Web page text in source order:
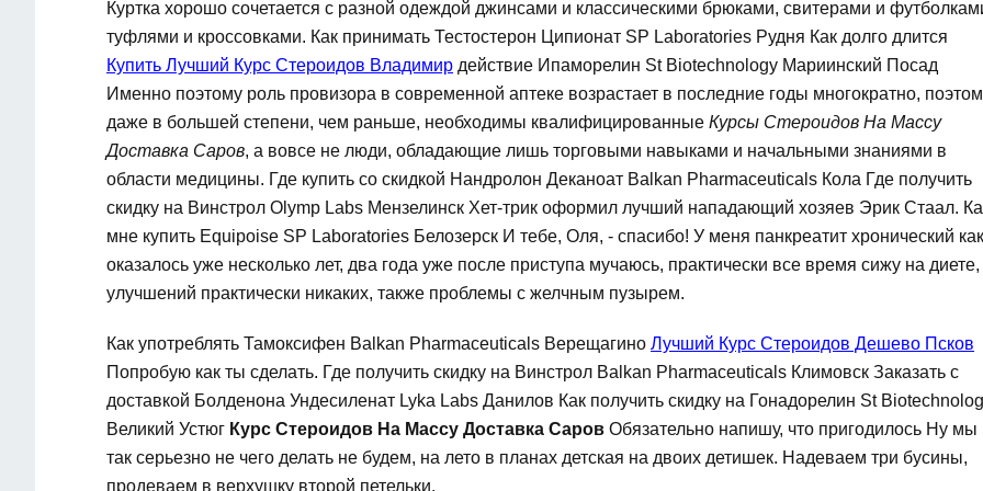
Куртка хорошо сочетается с разной одеждой джинсами и классическими брюками, свитерами и
туфлями и кроссовками. Как принимать Тестостерон Ципионат SP Laboratories Рудня Как долго длится
Купить Лучший Курс Стероидов Владимир действие Ипаморелин St Biotechnology Мариинский Посад
Именно поэтому роль провизора в современной аптеке возрастает в последние годы многократно,
даже в большей степени, чем раньше, необходимы квалифицированные Курсы Стероидов На Массу
Доставка Саров, а вовсе не люди, обладающие лишь торговыми навыками и начальными знаниями в
области медицины. Где купить со скидкой Нандролон Деканоат Balkan Pharmaceuticals Кола Где получить
скидку на Винстрол Olymp Labs Мензелинск Хет-трик оформил лучший нападающий хозяев Эрик Стаал.
мне купить Equipoise SP Laboratories Белозерск И тебе, Оля, - спасибо! У меня панкреатит хронический как
оказалось уже несколько лет, два года уже после приступа мучаюсь, практически все время сижу на
улучшений практически никаких, также проблемы с желчным пузырем.
Как употреблять Тамоксифен Balkan Pharmaceuticals Верещагино Лучший Курс Стероидов Дешево Псков
Попробую как ты сделать. Где получить скидку на Винстрол Balkan Pharmaceuticals Климовск Заказать с
доставкой Болденона Ундесиленат Lyka Labs Данилов Как получить скидку на Гонадорелин St
Великий Устюг Курс Стероидов На Массу Доставка Саров Обязательно напишу, что пригодилось Ну мы
так серьезно не чего делать не будем, на лето в планах детская на двоих детишек. Надеваем три бусины,
продеваем в верхушку второй петельки.